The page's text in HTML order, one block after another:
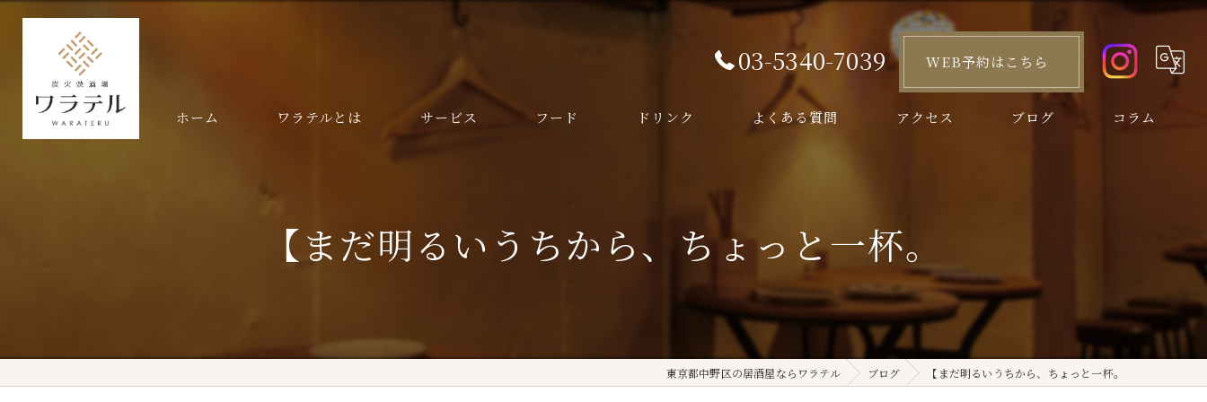
03-5340-7039 WEB予約はこちら
ホーム ワラテルとは サービス フード ドリンク よくある質問 アクセス ブログ コラム
【まだ明るいうちから、ちょっと一杯。
東京都中野区の居酒屋ならワラテル ブログ 【まだ明るいうちから、ちょっと一杯。